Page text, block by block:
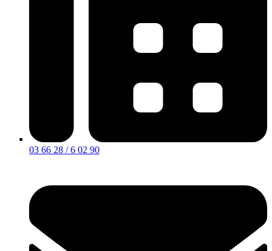
03 66 28 / 6 02 90